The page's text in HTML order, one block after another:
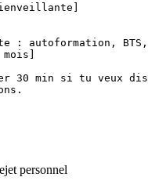
: autoformation, BTS,
30 min si tu veux
personnel